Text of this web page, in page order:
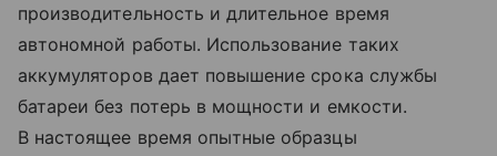
производительность и длительное время
автономной работы. Использование таких
аккумуляторов дает повышение срока службы
батареи без потерь в мощности и емкости.
В настоящее время опытные образцы